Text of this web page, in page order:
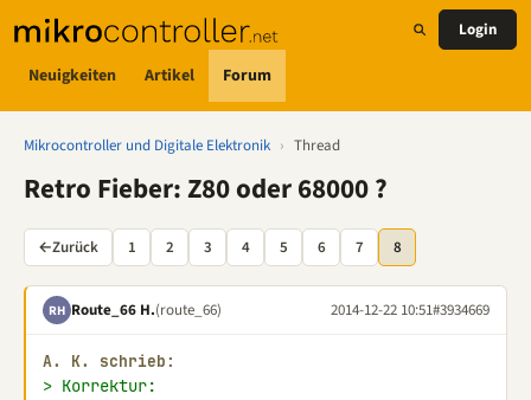
Neuigkeiten Artikel Forum
Login
Mikrocontroller und Digitale Elektronik › Thread
Retro Fieber: Z80 oder 68000 ?
←Zurück 1 2 3 4 5 6 7 8
RH Route_66 H.(route_66) 2014-12-22 10:51#3934669
A. K. schrieb:
> Korrektur: